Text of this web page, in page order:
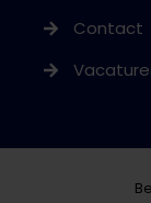
Contact